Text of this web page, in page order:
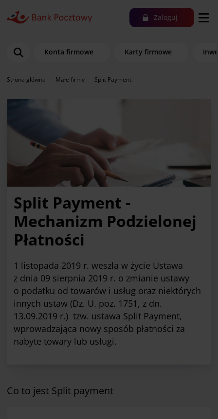
Zaloguj
Konta firmowe Karty firmowe
Strona główna Małe firmy Split Payment
Split Payment -
Mechanizm Podzielonej
Płatności
1 listopada 2019 r. weszła w życie Ustawa
z dnia 09 sierpnia 2019 r. o zmianie ustawy
o podatku od towarów i usług oraz niektórych
innych ustaw (Dz. U. poz. 1751, z dn.
13.09.2019 r.) tzw. ustawa Split Payment,
wprowadzająca nowy sposób płatności za
nabyte towary lub usługi.
Co to jest Split payment